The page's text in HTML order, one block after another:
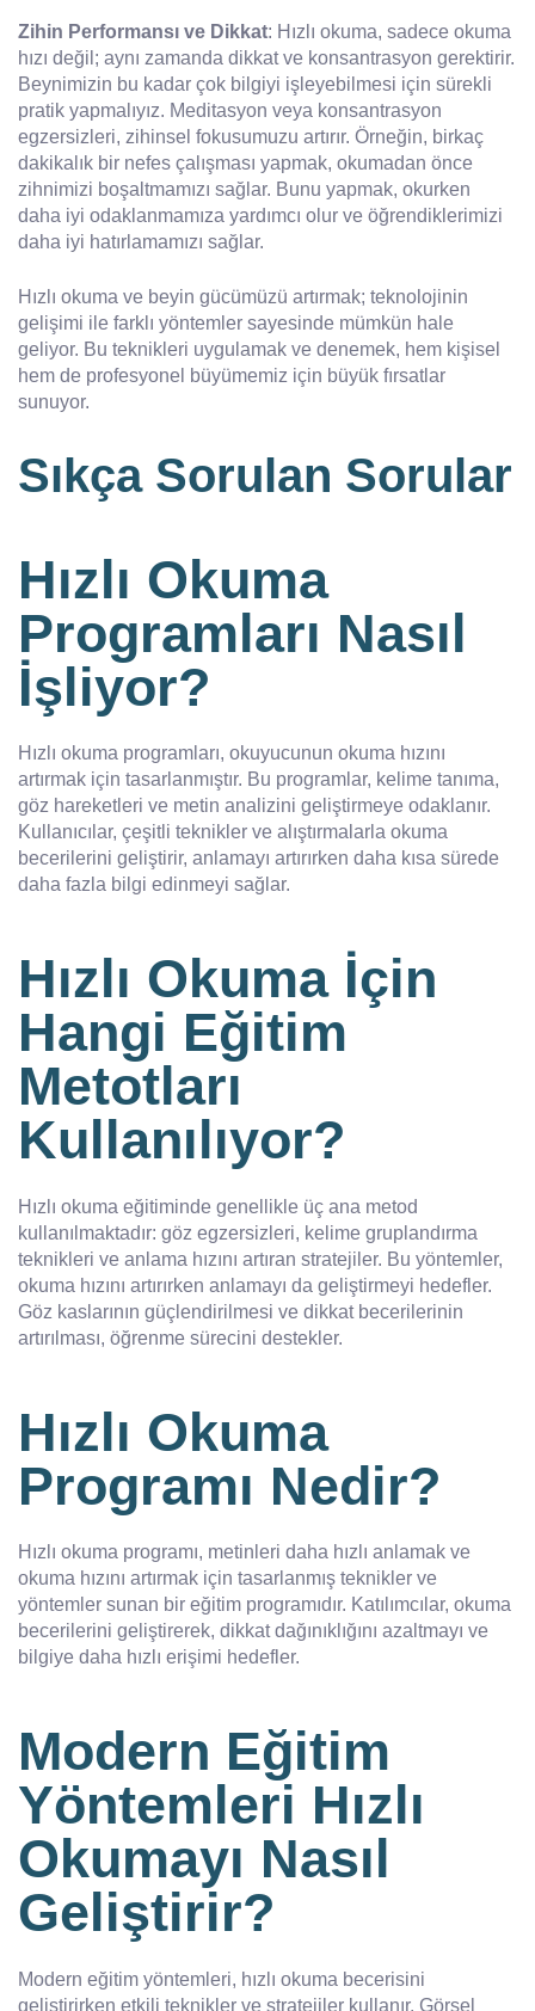
Zihin Performansı ve Dikkat: Hızlı okuma, sadece okuma
hızı değil; aynı zamanda dikkat ve konsantrasyon gerektirir.
Beynimizin bu kadar çok bilgiyi işleyebilmesi için sürekli
pratik yapmalıyız. Meditasyon veya konsantrasyon
egzersizleri, zihinsel fokusumuzu artırır. Örneğin, birkaç
dakikalık bir nefes çalışması yapmak, okumadan önce
zihnimizi boşaltmamızı sağlar. Bunu yapmak, okurken
daha iyi odaklanmamıza yardımcı olur ve öğrendiklerimizi
daha iyi hatırlamamızı sağlar.
Hızlı okuma ve beyin gücümüzü artırmak; teknolojinin
gelişimi ile farklı yöntemler sayesinde mümkün hale
geliyor. Bu teknikleri uygulamak ve denemek, hem kişisel
hem de profesyonel büyümemiz için büyük fırsatlar
sunuyor.
Sıkça Sorulan Sorular
Hızlı Okuma
Programları Nasıl
İşliyor?
Hızlı okuma programları, okuyucunun okuma hızını
artırmak için tasarlanmıştır. Bu programlar, kelime tanıma,
göz hareketleri ve metin analizini geliştirmeye odaklanır.
Kullanıcılar, çeşitli teknikler ve alıştırmalarla okuma
becerilerini geliştirir, anlamayı artırırken daha kısa sürede
daha fazla bilgi edinmeyi sağlar.
Hızlı Okuma İçin
Hangi Eğitim
Metotları
Kullanılıyor?
Hızlı okuma eğitiminde genellikle üç ana metod
kullanılmaktadır: göz egzersizleri, kelime gruplandırma
teknikleri ve anlama hızını artıran stratejiler. Bu yöntemler,
okuma hızını artırırken anlamayı da geliştirmeyi hedefler.
Göz kaslarının güçlendirilmesi ve dikkat becerilerinin
artırılması, öğrenme sürecini destekler.
Hızlı Okuma
Programı Nedir?
Hızlı okuma programı, metinleri daha hızlı anlamak ve
okuma hızını artırmak için tasarlanmış teknikler ve
yöntemler sunan bir eğitim programıdır. Katılımcılar, okuma
becerilerini geliştirerek, dikkat dağınıklığını azaltmayı ve
bilgiye daha hızlı erişimi hedefler.
Modern Eğitim
Yöntemleri Hızlı
Okumayı Nasıl
Geliştirir?
Modern eğitim yöntemleri, hızlı okuma becerisini
geliştirirken etkili teknikler ve stratejiler kullanır. Görsel